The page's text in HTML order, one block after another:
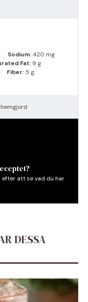
Sodium:420 mg
Fat: 9 g
Fiber: 5 g
efter att se vad du har
DESSA